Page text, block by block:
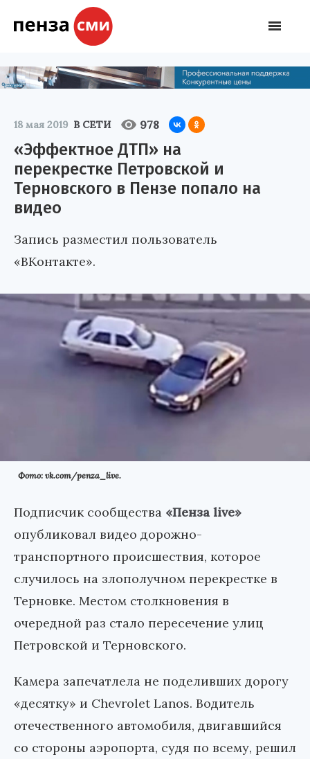
18 мая 2019 В СЕТИ 978
«Эффектное ДТП» на
перекрестке Петровской и
Терновского в Пензе попало на
видео
Запись разместил пользователь
«ВКонтакте».
Фото: vk.com/penza_live.
Подписчик сообщества «Пенза live»
опубликовал видео дорожно-
транспортного происшествия, которое
случилось на злополучном перекрестке в
Терновке. Местом столкновения в
очередной раз стало пересечение улиц
Петровской и Терновского.
Камера запечатлела не поделивших дорогу
«десятку» и Chevrolet Lanos. Водитель
отечественного автомобиля, двигавшийся
со стороны аэропорта, судя по всему, решил